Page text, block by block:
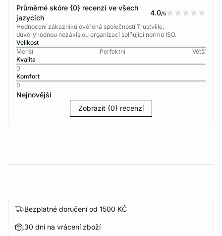
Průměrné skóre {0} recenzí ve všech
jazycích
4.0/5
Hodnocení zákazníků ověřená společností Trustville,
důvěryhodnou nezávislou organizací splňující normu ISO.
Velikost
Menší
Perfektní
Větší
Kvalita
0
Komfort
0
Nejnovější
Zobrazit {0} recenzí
Bezplatné doručení od 1500 KČ
30 dní na vrácení zboží